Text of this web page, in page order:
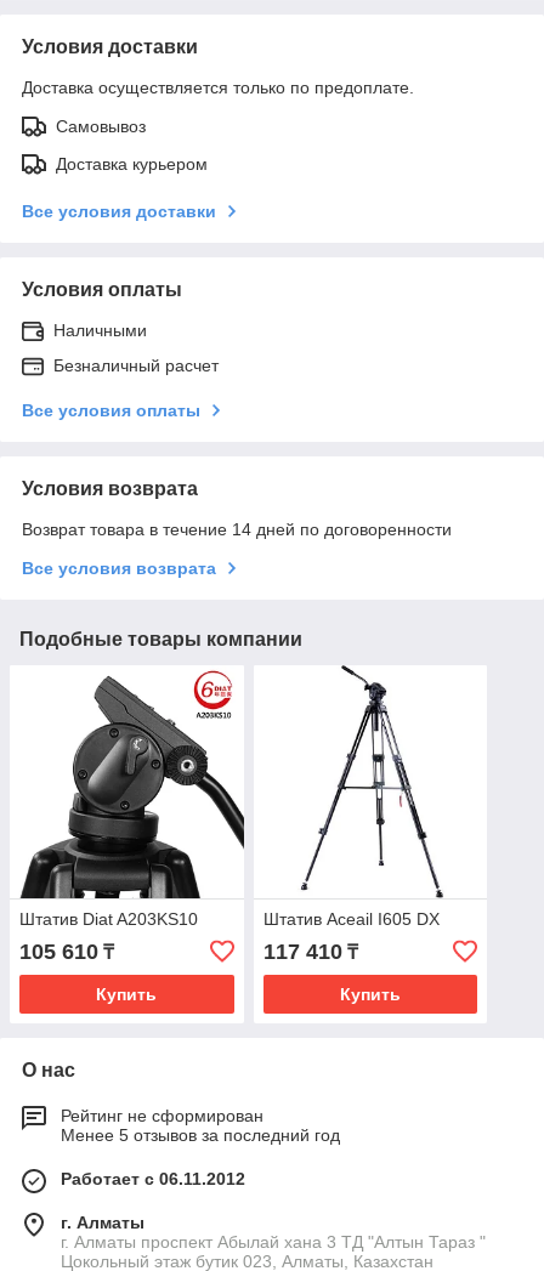
Условия доставки
Доставка осуществляется только по предоплате.
Самовывоз
Доставка курьером
Все условия доставки
Условия оплаты
Наличными
Безналичный расчет
Все условия оплаты
Условия возврата
Возврат товара в течение 14 дней по договоренности
Все условия возврата
Подобные товары компании
Штатив Diat A203KS10
105 610 ₸
Купить
Штатив Aceail I605 DX
117 410₸
Купить
О нас
Рейтинг не сформирован
Менее 5 отзывов за последний год
Работает с 06.11.2012
г. Алматы
г. Алматы проспект Абылай хана 3 ТД "Алтын Тараз "
Цокольный этаж бутик 023, Алматы, Казахстан